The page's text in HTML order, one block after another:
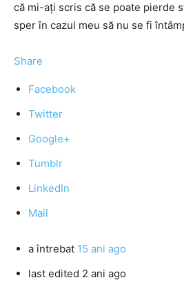
că mi-ați scris că se poate pierde
sper în cazul meu să nu se fi
Share
Facebook
Twitter
Google+
Tumblr
LinkedIn
Mail
a întrebat 15 ani ago
last edited 2 ani ago